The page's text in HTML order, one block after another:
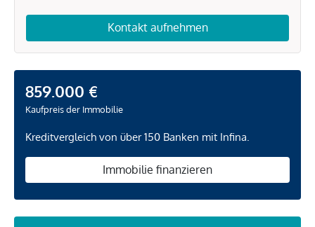
Kontakt aufnehmen
859.000 €
Kaufpreis der Immobilie
Kreditvergleich von über 150 Banken mit Infina.
Immobilie finanzieren